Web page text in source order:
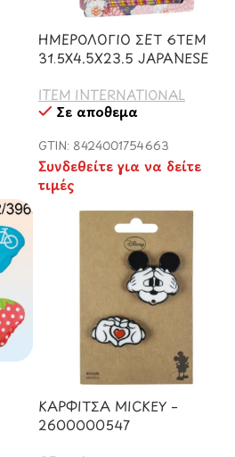
ΗΜΕΡΟΛΟΓΙΟ ΣΕΤ 6ΤΕΜ
31.5X4.5X23.5 JAPANESE
ITEM INTERNATIONAL
Σε απόθεμα
GTIN: 8424001754663
Συνδεθείτε για να δείτε
τιμές
ΚΑΡΦΙΤΣΑ MICKEY –
2600000547